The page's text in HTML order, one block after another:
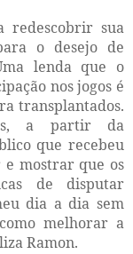
redescobrir sua
o desejo de
lenda que o
nos jogos é
transplantados.
a partir da
que recebeu
mostrar que os
de disputar
dia a dia sem
melhorar a
Ramon.